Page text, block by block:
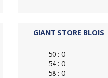
GIANT STORE BLOIS
50 : 0
54 : 0
58 : 0